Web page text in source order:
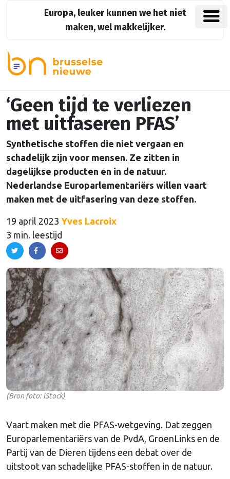
Europa, leuker kunnen we het niet
maken, wel makkelijker.
‘Geen tijd te verliezen
met uitfaseren PFAS’
Synthetische stoffen die niet vergaan en
schadelijk zijn voor mensen. Ze zitten in
dagelijkse producten en in de natuur.
Nederlandse Europarlementariërs willen vaart
maken met de uitfasering van deze stoffen.
19 april 2023 Yves Lacroix
3 min. leestijd
(Bron foto: iStock)
Vaart maken met die PFAS-wetgeving. Dat zeggen
Europarlementariërs van de PvdA, GroenLinks en de
Partij van de Dieren tijdens een debat over de
uitstoot van schadelijke PFAS-stoffen in de natuur.